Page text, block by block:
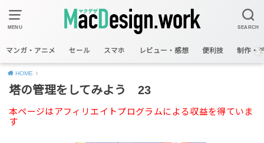
MENU SEARCH
マンガ・アニメ セール スマホ レビュー・感想 便利技 制作・
HOME
塔の管理をしてみよう 23
本ページはアフィリエイトプログラムによる収益を得ていま
す